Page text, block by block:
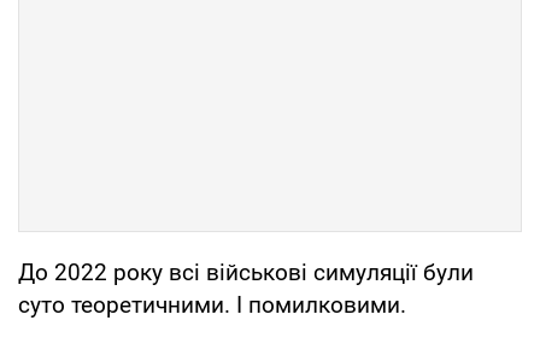
До 2022 року всі військові симуляції були
суто теоретичними. І помилковими.